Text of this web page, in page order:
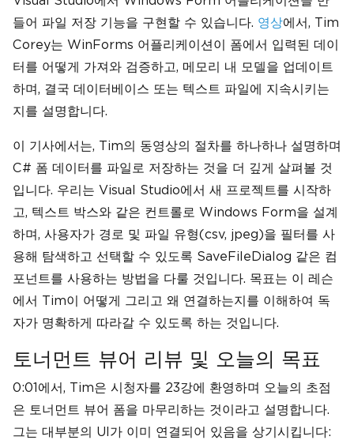
들어 파일 저장 기능을 구현할 수 있습니다. 영상에서, Tim
Corey는 WinForms 어플리케이션이 폼에서 입력된 데이
터를 어떻게 가져와 검증하고, 메모리 내 모델을 업데이트
하며, 결국 데이터베이스 또는 텍스트 파일에 지속시키는
지를 설명합니다.
이 기사에서는, Tim의 동영상의 절차를 하나하나 설명하며
C# 폼 데이터를 파일로 저장하는 것을 더 깊게 살펴볼 것
입니다. 우리는 Visual Studio에서 새 프로젝트를 시작하
고, 텍스트 박스와 같은 컨트롤로 Windows Form을 설계
하며, 사용자가 경로 및 파일 유형(csv, jpeg)을 필터를 사
용해 탐색하고 선택할 수 있도록 SaveFileDialog 같은 컴
포넌트를 사용하는 방법을 다룰 것입니다. 목표는 이 레슨
에서 Tim이 어떻게 그리고 왜 연결하는지를 이해하여 독
자가 명확하게 따라갈 수 있도록 하는 것입니다.
토너먼트 뷰어 리뷰 및 오늘의 목표
0:01에서, Tim은 시청자를 23강에 환영하며 오늘의 초점
은 토너먼트 뷰어 폼을 마무리하는 것이라고 설명합니다.
그는 대부분의 UI가 이미 연결되어 있음을 상기시킵니다: